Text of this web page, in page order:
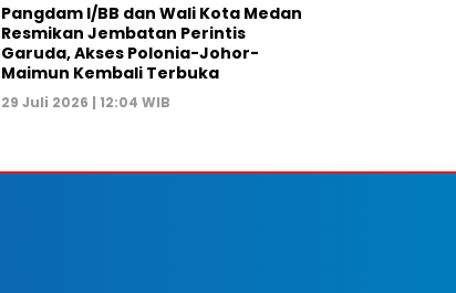
Pangdam I/BB dan Wali Kota Medan
Resmikan Jembatan Perintis
Garuda, Akses Polonia-Johor-
Maimun Kembali Terbuka
29 Juli 2026 | 12:04 WIB